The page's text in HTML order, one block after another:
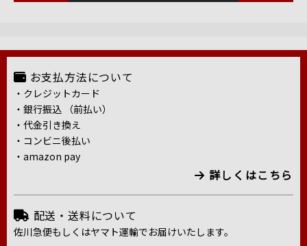
お支払方法について
・クレジットカード
・銀行振込 （前払い）
・代金引き換え
・コンビニ後払い
・amazon pay
詳しくはこちら
配送・送料について
佐川急便もしくはヤマト運輸でお届けいたします。